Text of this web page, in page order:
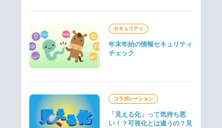
セキュリティ
年末年始の情報セキュリティ
チェック
コラボレーション
「見える化」って気持ち悪
い！？可視化とは違うの？見